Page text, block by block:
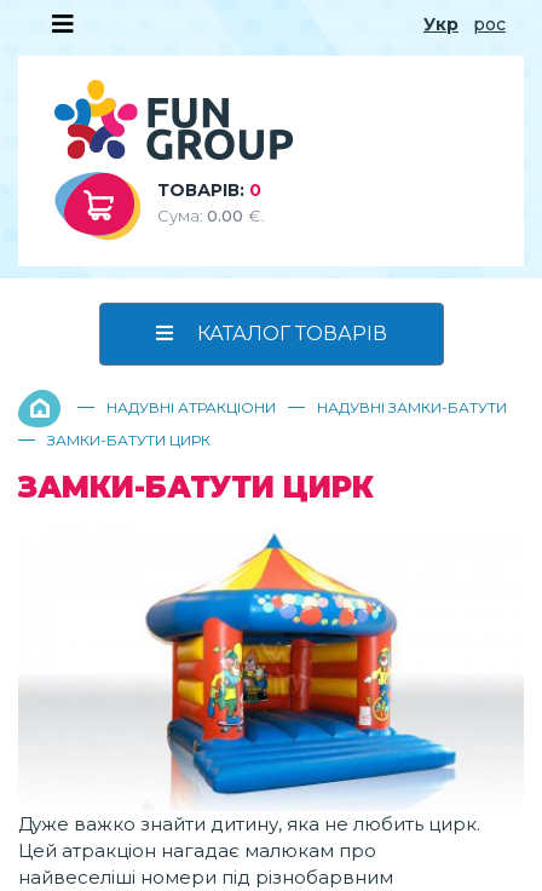
Укр рос
ТОВАРІВ: 0
Сума: 0.00 €.
КАТАЛОГ ТОВАРІВ
— НАДУВНІ АТРАКЦІОНИ — НАДУВНІ ЗАМКИ-БАТУТИ
— ЗАМКИ-БАТУТИ ЦИРК
ЗАМКИ-БАТУТИ ЦИРК
Дуже важко знайти дитину, яка не любить цирк.
Цей атракціон нагадає малюкам про
найвеселіші номери під різнобарвним